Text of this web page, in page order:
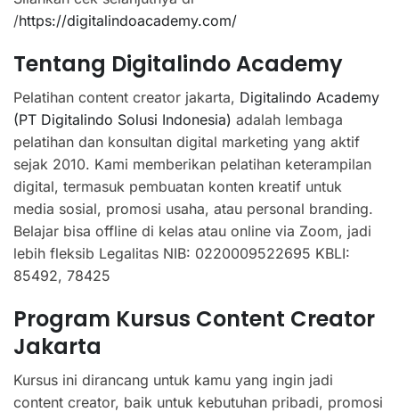
/https://digitalindoacademy.com/
Tentang Digitalindo Academy
Pelatihan content creator jakarta, Digitalindo Academy
(PT Digitalindo Solusi Indonesia) adalah lembaga
pelatihan dan konsultan digital marketing yang aktif
sejak 2010. Kami memberikan pelatihan keterampilan
digital, termasuk pembuatan konten kreatif untuk
media sosial, promosi usaha, atau personal branding.
Belajar bisa offline di kelas atau online via Zoom, jadi
lebih fleksib Legalitas NIB: 0220009522695 KBLI:
85492, 78425
Program Kursus Content Creator
Jakarta
Kursus ini dirancang untuk kamu yang ingin jadi
content creator, baik untuk kebutuhan pribadi, promosi